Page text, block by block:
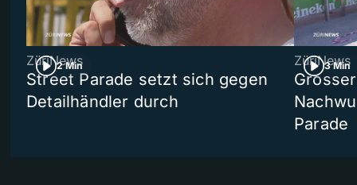
2 Min
ZüriNews
Street Parade setzt sich gegen
Detailhändler durch
3 Min
ZüriNews
Parade